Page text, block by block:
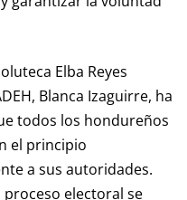
Elba Reyes
Blanca Izaguirre, ha
todos los hondureños
el principio
a sus autoridades.
electoral se